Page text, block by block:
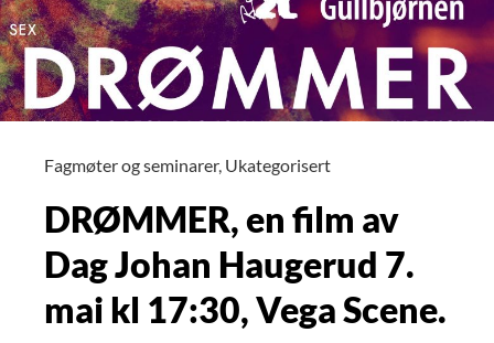
Henrik
Holm
Fagmøter og seminarer, Ukategorisert
DRØMMER, en film av
Dag Johan Haugerud 7.
mai kl 17:30, Vega Scene.